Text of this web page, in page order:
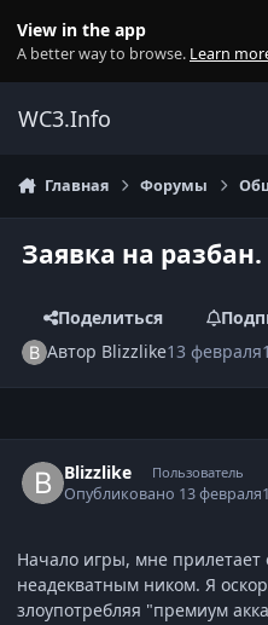
View in the app
A better way to browse. Learn
WC3.Info
Главная Форумы
Заявка на разбан.
Поделиться
Автор Blizzlike13 февраля
Blizzlike Пользователь
Опубликовано 13 февраля
Начало игры, мне прилетает
неадекватным ником. Я
злоупотребляя "премиум